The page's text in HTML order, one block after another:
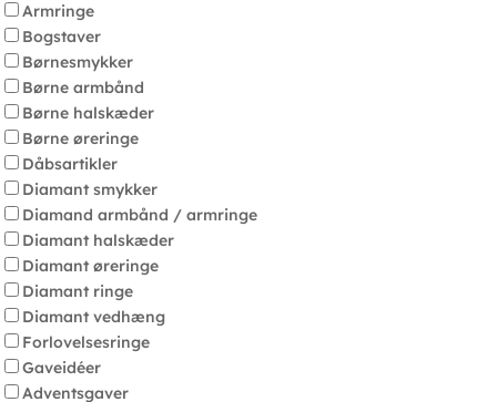
Armringe
Bogstaver
Børnesmykker
Børne armbånd
Børne halskæder
Børne øreringe
Dåbsartikler
Diamant smykker
Diamand armbånd / armringe
Diamant halskæder
Diamant øreringe
Diamant ringe
Diamant vedhæng
Forlovelsesringe
Gaveidéer
Adventsgaver